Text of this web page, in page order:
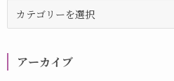
リ
ー
アーカイブ